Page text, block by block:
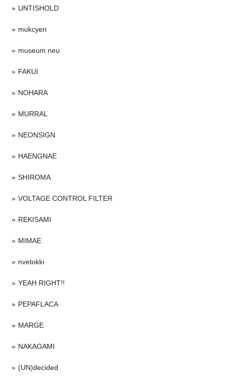
UNTISHOLD
mukcyen
museum neu
FAKUI
NOHARA
MURRAL
NEONSIGN
HAENGNAE
SHIROMA
VOLTAGE CONTROL FILTER
REKISAMI
MIMAE
nvetokki
YEAH RIGHT!!
PEPAFLACA
MARGE
NAKAGAMI
(UN)decided